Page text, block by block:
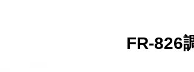
FR-826